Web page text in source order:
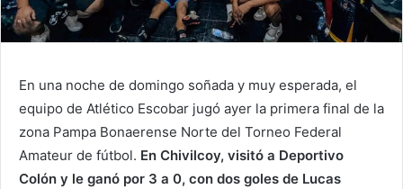
En una noche de domingo soñada y muy esperada, el
equipo de Atlético Escobar jugó ayer la primera final de la
zona Pampa Bonaerense Norte del Torneo Federal
Amateur de fútbol. En Chivilcoy, visitó a Deportivo
Colón y le ganó por 3 a 0, con dos goles de Lucas